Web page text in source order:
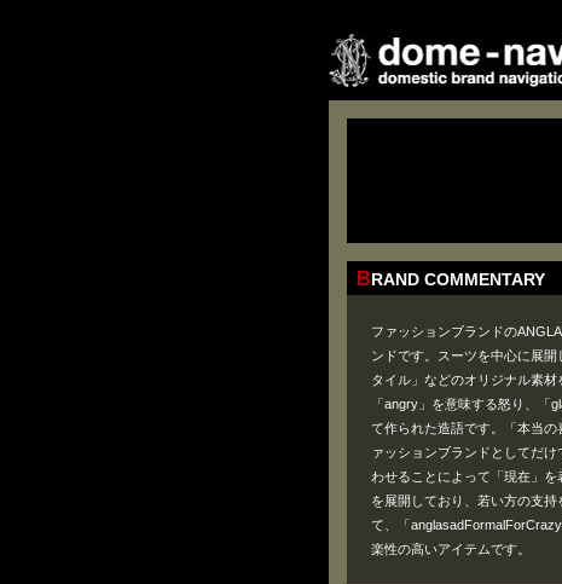
BRAND COMMENTARY
ファッションブランドの
ンドです。スーツを中心に展
タイル」などのオリジナル素
「angry」を意味する怒り、「
て作られた造語です。「本当
ァッションブランドとしてだ
わせることによって「現在」
を展開しており、若い方の支
て、「
楽性の高いアイテムです。